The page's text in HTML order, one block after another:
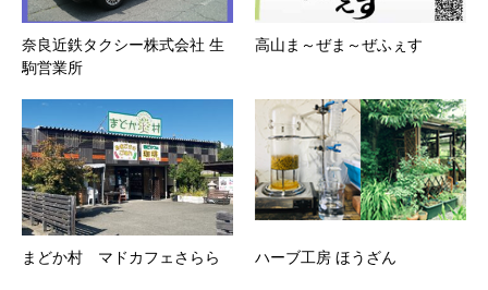
奈良近鉄タクシー株式会社 生
駒営業所
高山ま～ぜま～ぜふぇす
まどか村 マドカフェさらら ハーブ工房 ほうざん